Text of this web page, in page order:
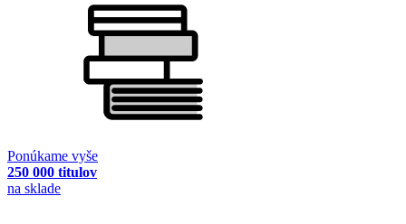
Ponúkame vyše
250 000 titulov
na sklade